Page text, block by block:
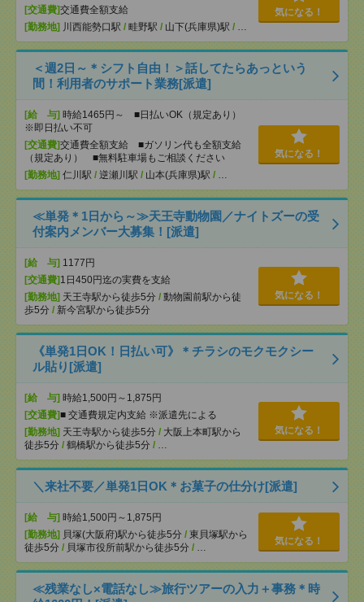
[交通費]交通費全額支給
[勤務地] 川西能勢口駅 / 畦野駅 / 山下(兵庫県)駅 / …
気になる！
＜週2日～＊シフト自由！＞話してたらあっという
間！利用者のサポート業務[派遣]
[給 与] 時給1465円～ ■日払いOK（規定あり）
※即日払い不可
[交通費]交通費全額支給 ■ガソリン代も全額支給
（規定あり） ■無料駐車場もご相談ください
[勤務地] 仁川駅 / 逆瀬川駅 / 山本(兵庫県)駅 / …
気になる！
≪単発＊1日から～≫天王寺動物園／ナイトズーの受
付案内メンバー大募集！[派遣]
[給 与] 1177円
[交通費] 1日450円迄の実費を支給
[勤務地] 天王寺駅から徒歩5分 / 動物園前駅から徒
歩5分 / 新今宮駅から徒歩5分
気になる！
《単発1日OK！日払い可》＊チラシのモクモクシー
ル貼り[派遣]
[給 与] 時給1,500円～1,875円
[交通費]■ 交通費規定内支給 ※派遣先による
[勤務地] 天王寺駅から徒歩5分 / 大阪上本町駅から
徒歩5分 / 鶴橋駅から徒歩5分 / …
気になる！
＼来社不要／単発1日OK＊お菓子の仕分け[派遣]
[給 与] 時給1,500円～1,875円
[勤務地] 貝塚(大阪府)駅から徒歩5分 / 東貝塚駅から
徒歩5分 / 貝塚市役所前駅から徒歩5分 / …
気になる！
≪残業なし×電話なし≫旅行ツアーの入力＋事務＊時